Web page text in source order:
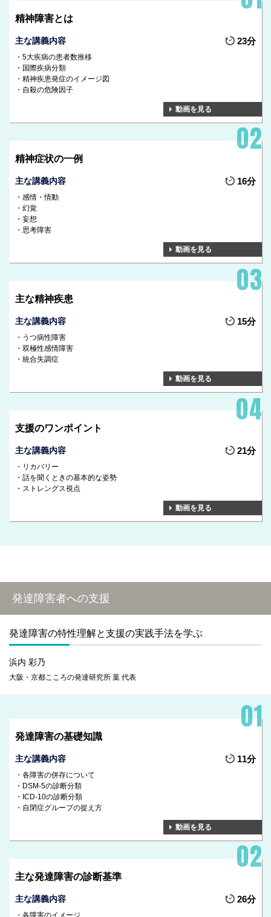
精神障害とは
主な講義内容 23分
5大疾病の患者数推移
国際疾病分類
精神疾患発症のイメージ図
自殺の危険因子
動画を見る
精神症状の一例
主な講義内容 16分
感情・情動
幻覚
妄想
思考障害
動画を見る
主な精神疾患
主な講義内容 15分
うつ病性障害
双極性感情障害
統合失調症
動画を見る
支援のワンポイント
主な講義内容 21分
リカバリー
話を聞くときの基本的な姿勢
ストレングス視点
動画を見る
発達障害者への支援
発達障害の特性理解と支援の実践手法を学ぶ
浜内 彩乃
大阪・京都こころの発達研究所 葉 代表
発達障害の基礎知識
主な講義内容 11分
各障害の併存について
DSM-5の診断分類
ICD-10の診断分類
自閉症グループの捉え方
動画を見る
主な発達障害の診断基準
主な講義内容 26分
各障害のイメージ